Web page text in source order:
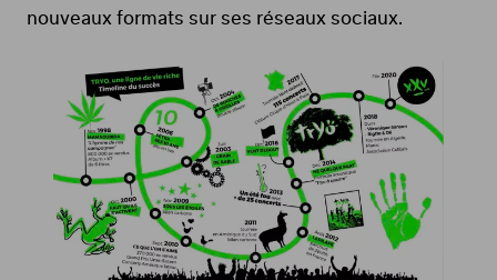
nouveaux formats sur ses réseaux sociaux.